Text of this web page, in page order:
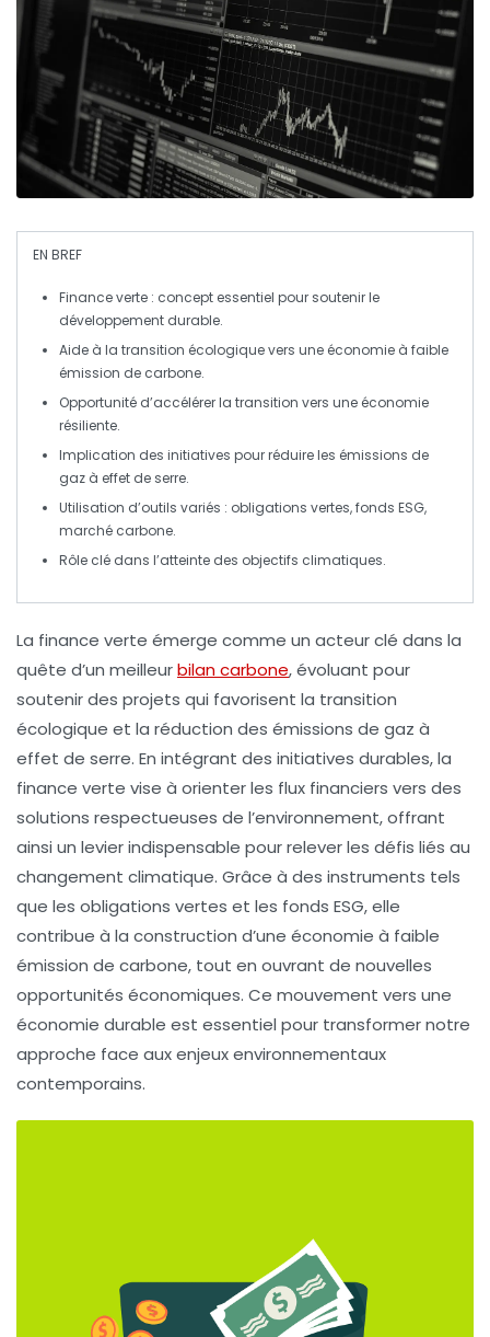
EN BREF
Finance verte : concept essentiel pour soutenir le
développement durable.
Aide à la transition écologique vers une économie à faible
émission de carbone.
Opportunité d’accélérer la transition vers une économie
résiliente.
Implication des initiatives pour réduire les émissions de
gaz à effet de serre.
Utilisation d’outils variés : obligations vertes,fonds ESG,
marché carbone.
Rôle clé dans l’atteinte des objectifs climatiques.
La finance verte émerge comme un acteur clé dans la
quête d’un meilleurbilan carbone, évoluant pour
soutenir des projets qui favorisent la transition
écologique et la réduction des émissions de gaz à
effet de serre. En intégrant des initiatives durables, la
finance verte vise à orienter les flux financiers vers des
solutions respectueuses de l’environnement, offrant
ainsi un levier indispensable pour relever les défis liés au
changement climatique. Grâce à des instruments tels
que les obligations vertes et les fonds ESG, elle
contribue à la construction d’une économie à faible
émission de carbone, tout en ouvrant de nouvelles
opportunités économiques. Ce mouvement vers une
économie durable est essentiel pour transformer notre
approche face aux enjeux environnementaux
contemporains.